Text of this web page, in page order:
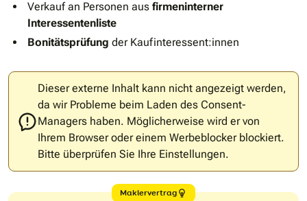
Verkauf an Personen aus firmeninterner
Interessentenliste
Bonitätsprüfung der Kaufinteressent:innen
Dieser externe Inhalt kann nicht angezeigt werden,
da wir Probleme beim Laden des Consent-
Managers haben. Möglicherweise wird er von
Ihrem Browser oder einem Werbeblocker blockiert.
Bitte überprüfen Sie Ihre Einstellungen.
Maklervertrag